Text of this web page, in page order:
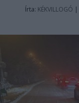
Írta: KÉKVILLOGÓ |